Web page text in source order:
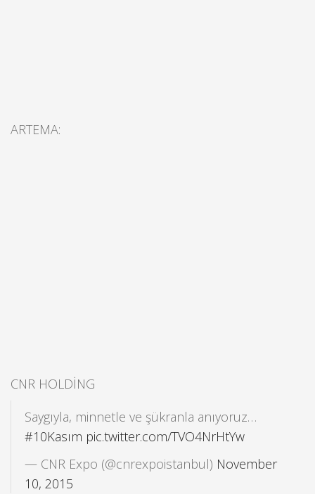
ARTEMA:
CNR HOLDİNG
Saygıyla, minnetle ve şükranla anıyoruz…
#10Kasım pic.twitter.com/TVO4NrHtYw
— CNR Expo (@cnrexpoistanbul) November
10, 2015